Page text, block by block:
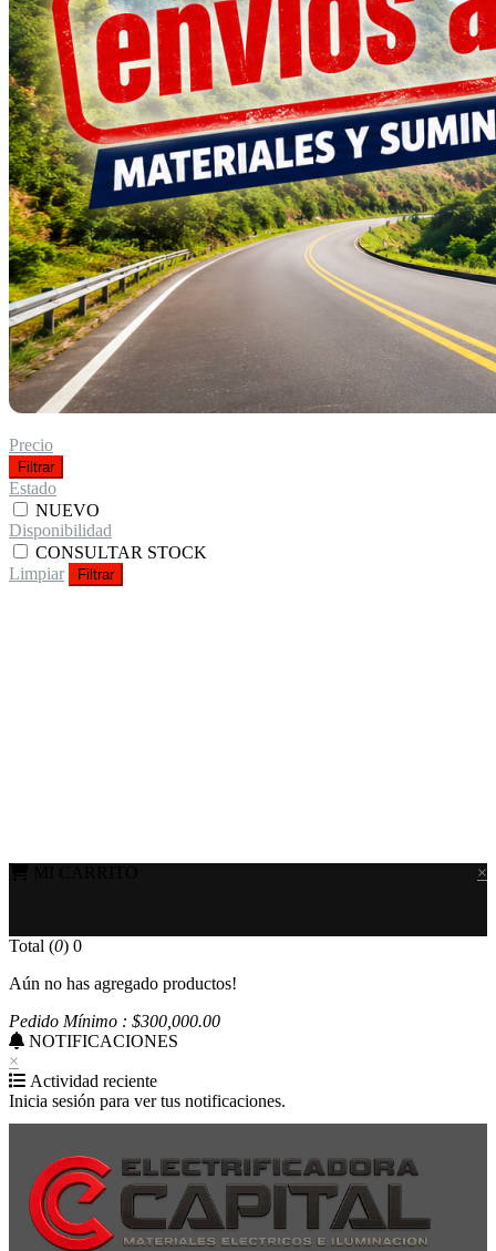
Precio
Filtrar
Estado
NUEVO
Disponibilidad
CONSULTAR STOCK
Limpiar
Filtrar
×
Total (0) 0
Aún no has agregado productos!
Pedido Mínimo : $300,000.00
NOTIFICACIONES
×
Actividad reciente
Inicia sesión para ver tus notificaciones.